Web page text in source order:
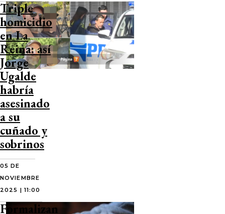
Triple
homicidio
en La
Reina: así
Jorge
Ugalde
habría
asesinado
a su
cuñado y
sobrinos
05 DE
NOVIEMBRE
2025 | 11:00
Formalizan